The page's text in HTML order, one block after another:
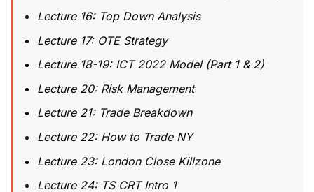
Lecture 16: Top Down Analysis
Lecture 17: OTE Strategy
Lecture 18-19: ICT 2022 Model (Part 1 & 2)
Lecture 20: Risk Management
Lecture 21: Trade Breakdown
Lecture 22: How to Trade NY
Lecture 23: London Close Killzone
Lecture 24: TS CRT Intro 1